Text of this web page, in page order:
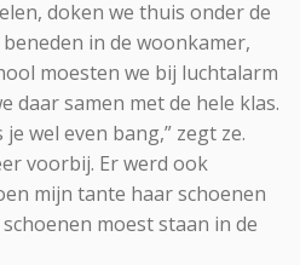
doken we thuis onder de
in de woonkamer,
moesten we bij luchtalarm
daar samen met de hele klas.
wel even bang,” zegt ze.
voorbij. Er werd ook
mijn tante haar schoenen
moest staan in de